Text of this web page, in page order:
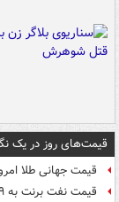
قیمت‌های روز در یک
قیمت جهانی طلا امروز ۱۵
قیمت نفت برنت به ۷۹ دلار رسید